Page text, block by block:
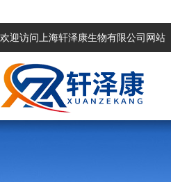
欢迎访问上海轩泽康生物有限公司网站